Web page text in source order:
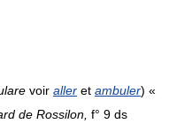
voir aller et ambuler) «
de Rossilon, f° 9 ds